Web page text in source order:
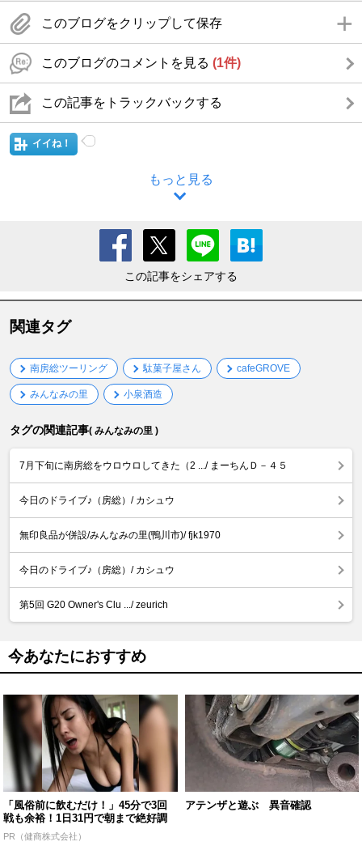
このブログをクリップして保存
このブログのコメントを見る (1件)
この記事をトラックバックする
イイね！
もっと見る
この記事をシェアする
関連タグ
南房総ツーリング 駄菓子屋さん cafeGROVE
みんなみの里 小泉酒造
タグの関連記事( みんなみの里 )
7月下旬に南房総をウロウロしてきた（2 .../ まーちんＤ－４５
今日のドライブ♪（房総）/ カシュウ
無印良品が併設/みんなみの里(鴨川市)/ fjk1970
今日のドライブ♪（房総）/ カシュウ
第5回 G20 Owner's Clu .../ zeurich
今あなたにおすすめ
「風俗前に飲むだけ！」45分で3回
戦も余裕！1日31円で朝まで絶好調
PR（健商株式会社）
アテンザと遊ぶ 異音確認